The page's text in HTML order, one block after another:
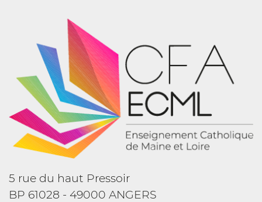
5 rue du haut Pressoir
BP 61028 - 49000 ANGERS